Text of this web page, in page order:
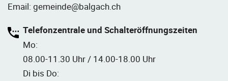
Email: gemeinde@balgach.ch
Telefonzentrale und Schalteröffnungszeiten
Mo:
08.00-11.30 Uhr / 14.00-18.00 Uhr
Di bis Do: